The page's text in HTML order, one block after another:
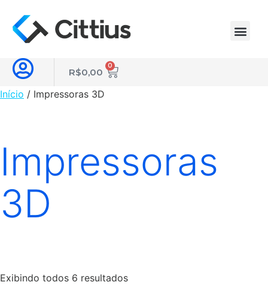
R$0,00
0
Início / Impressoras 3D
Impressoras
3D
Exibindo todos 6 resultados